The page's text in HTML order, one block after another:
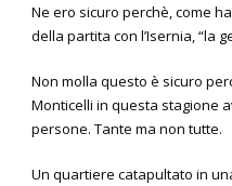
Ne ero sicuro perchè, come
della partita con l’Isernia, “la
Non molla questo è sicuro
Monticelli in questa stagione
persone. Tante ma non tutte.
Un quartiere catapultato in